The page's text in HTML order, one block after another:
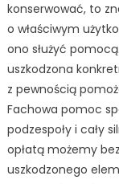
konserwować, to
o właściwym
ono służyć
uszkodzona
z pewnością
Fachowa pomoc
podzespoły i cały
opłatą możemy
uszkodzonego